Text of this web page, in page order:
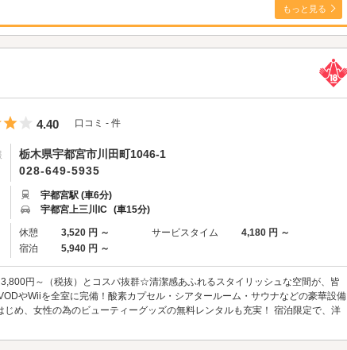
もっと見る
5つ星のうち4
4.40 口コミ - 件
栃木県宇都宮市川田町1046-1
028-649-5935
宇都宮駅 (車6分)
宇都宮上三川IC (車15分)
休憩 3,520 円 ～ サービスタイム
4,180 円 ～
宿泊
5,940 円 ～
円～（税抜）とコスパ抜群☆清潔感あふれるスタイリッシュな空間が、皆
やWiiを全室に完備！酸素カプセル・シアタールーム・サウナなどの豪華設備
め、女性の為のビューティーグッズの無料レンタルも充実！ 宿泊限定で、洋